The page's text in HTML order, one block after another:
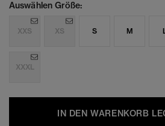
Auswählen Größe:
XXS XS S M
XXXL
IN DEN WARENKORB